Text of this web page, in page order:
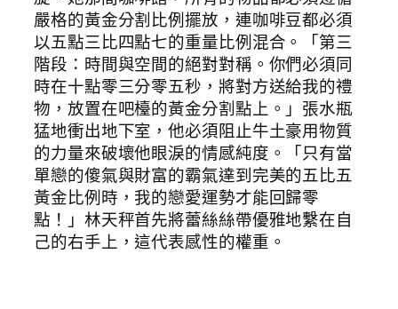
嚴格的黃金分割比例擺放，連咖啡豆都必須
以五點三比四點七的重量比例混合。「第三
階段：時間與空間的絕對對稱。你們必須同
時在十點零三分零五秒，將對方送給我的禮
物，放置在吧檯的黃金分割點上。」張水瓶
猛地衝出地下室，他必須阻止牛土豪用物質
的力量來破壞他眼淚的情感純度。「只有當
單戀的傻氣與財富的霸氣達到完美的五比五
黃金比例時，我的戀愛運勢才能回歸零
點！」林天秤首先將蕾絲絲帶優雅地繫在自
己的右手上，這代表感性的權重。